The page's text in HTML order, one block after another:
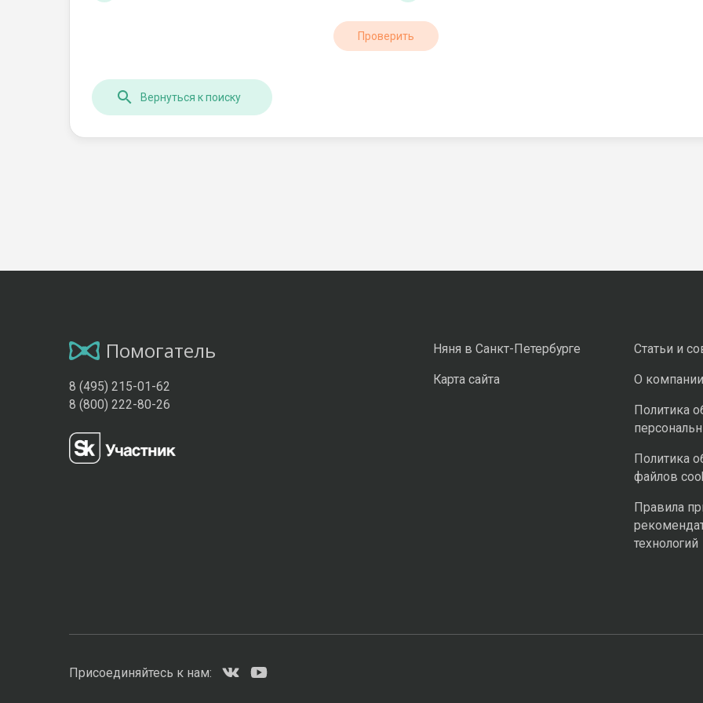
Проверить
Вернуться к поиску
Помогатель
8 (495) 215-01-62
8 (800) 222-80-26
Няня в Санкт-Петербурге
Карта сайта
Статьи и
О компании
Политика
Политика
файлов
Правила
технологий
Присоединяйтесь к нам: